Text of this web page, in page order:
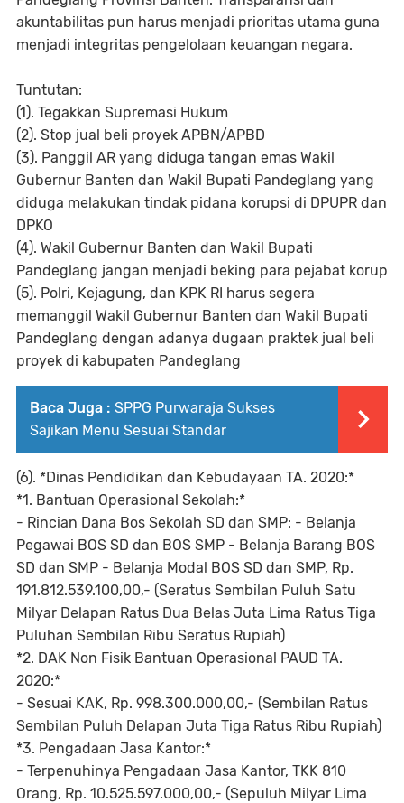
akuntabilitas pun harus menjadi prioritas utama guna
menjadi integritas pengelolaan keuangan negara.
Tuntutan:
(1). Tegakkan Supremasi Hukum
(2). Stop jual beli proyek APBN/APBD
(3). Panggil AR yang diduga tangan emas Wakil
Gubernur Banten dan Wakil Bupati Pandeglang yang
diduga melakukan tindak pidana korupsi di DPUPR dan
DPKO
(4). Wakil Gubernur Banten dan Wakil Bupati
Pandeglang jangan menjadi beking para pejabat korup
(5). Polri, Kejagung, dan KPK RI harus segera
memanggil Wakil Gubernur Banten dan Wakil Bupati
Pandeglang dengan adanya dugaan praktek jual beli
proyek di kabupaten Pandeglang
Baca Juga : SPPG Purwaraja Sukses
Sajikan Menu Sesuai Standar
(6). *Dinas Pendidikan dan Kebudayaan TA. 2020:*
*1. Bantuan Operasional Sekolah:*
- Rincian Dana Bos Sekolah SD dan SMP: - Belanja
Pegawai BOS SD dan BOS SMP - Belanja Barang BOS
SD dan SMP - Belanja Modal BOS SD dan SMP, Rp.
191.812.539.100,00,- (Seratus Sembilan Puluh Satu
Milyar Delapan Ratus Dua Belas Juta Lima Ratus Tiga
Puluhan Sembilan Ribu Seratus Rupiah)
*2. DAK Non Fisik Bantuan Operasional PAUD TA.
2020:*
- Sesuai KAK, Rp. 998.300.000,00,- (Sembilan Ratus
Sembilan Puluh Delapan Juta Tiga Ratus Ribu Rupiah)
*3. Pengadaan Jasa Kantor:*
- Terpenuhinya Pengadaan Jasa Kantor, TKK 810
Orang, Rp. 10.525.597.000,00,- (Sepuluh Milyar Lima